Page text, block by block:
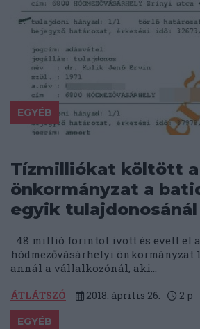
EGYÉB
Tízmilliókat költött a
önkormányzat a
egyik tulajdonosánál
48 millió forintot ivott és evett el a
hódmezővásárhelyi önkormányzat
annál a vállalkozónál, aki...
ÁTLÁTSZÓ 2018. április 26. 2 p
EGYÉB